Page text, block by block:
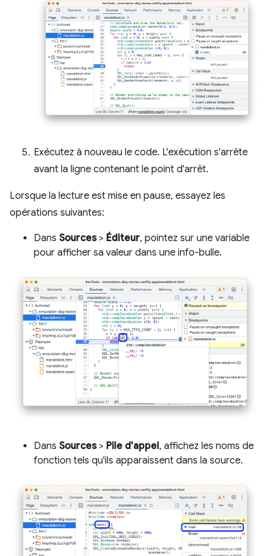
Exécutez à nouveau le code. L'exécution s'arrête
avant la ligne contenant le point d'arrêt.
Lorsque la lecture est mise en pause, essayez les
opérations suivantes:
Dans Sources> Éditeur, pointez sur une variable
pour afficher sa valeur dans une info-bulle.
Dans Sources> Pile d'appel, affichez les noms de
fonction tels qu'ils apparaissent dans la source.